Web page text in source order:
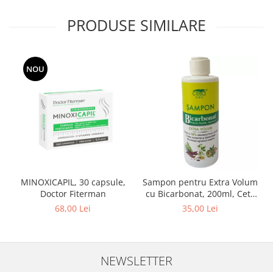
PRODUSE SIMILARE
NOU
MINOXICAPIL, 30 capsule,
Doctor Fiterman
68,00 Lei
Sampon pentru Extra Volum
cu Bicarbonat, 200ml, Ceta
Sibiu
35,00 Lei
NEWSLETTER